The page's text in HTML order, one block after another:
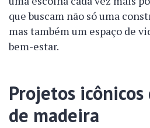
que buscam não só uma
mas também um espaço de
bem-estar.
Projetos
de madeira